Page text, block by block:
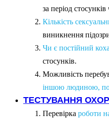
за період
Кількість
виникнення
Чи є постійний
стосунків.
Можливість
іншою людиною,
ТЕСТУВАННЯ
Перевірка роботи